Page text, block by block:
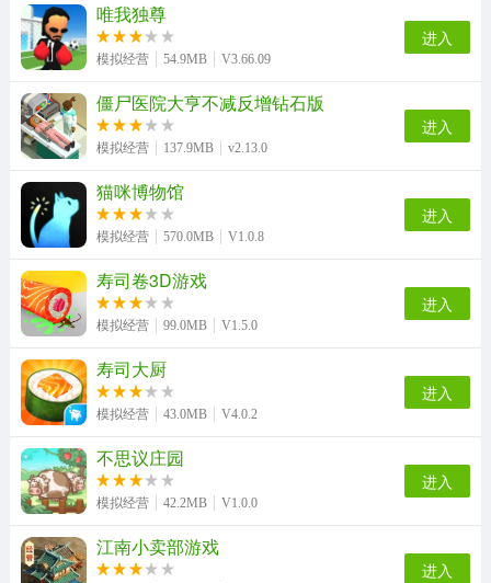
唯我独尊
模拟经营 54.9MB V3.66.09
进入
僵尸医院大亨不减反增钻石版
模拟经营 137.9MB v2.13.0
进入
猫咪博物馆
模拟经营 570.0MB V1.0.8
进入
寿司卷3D游戏
模拟经营 99.0MB V1.5.0
进入
寿司大厨
模拟经营 43.0MB V4.0.2
进入
不思议庄园
模拟经营 42.2MB V1.0.0
进入
江南小卖部游戏
进入